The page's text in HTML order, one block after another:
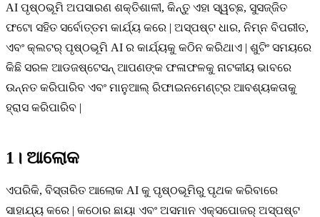
AI ପୃଷ୍ଠଭୂମି ଅପସାରଣ ଶକ୍ତିଶାଳୀ, କିନ୍ତୁ ଏହା ସ୍ୱଚ୍ଛ, ସୁସଜ୍ଜିତ
ଫଟୋ ସହିତ ସର୍ବୋତ୍ତମ କାର୍ଯ୍ୟ କରେ | ଅସ୍ପଷ୍ଟ ଧାର, ନିମ୍ନ ବିପରୀତ,
ଏବଂ କ୍ଲଟର୍ ପୃଷ୍ଠଭୂମି AI ର କାର୍ଯ୍ୟକୁ କଠିନ କରିଥାଏ | ଶୁଟିଂ ସମୟରେ
କିଛି ସରଳ ଆଡଜଷ୍ଟେସନ୍ ଆପଣଙ୍କ ଫଳାଫଳକୁ ନାଟକୀୟ ଭାବରେ
ଉନ୍ନତ କରିପାରିବ ଏବଂ ମାନୁଆଲ୍ ରିଫାଇନମେଣ୍ଟ୍ର ଆବଶ୍ୟକତାକୁ
ହ୍ରାସ କରିପାରିବ |
1। ଆଲୋକ
ଏପରିକି, ବିସ୍ତାରିତ ଆଲୋକ AI କୁ ପୃଷ୍ଠଭୂମିରୁ ପୃଥକ କରିବାରେ
ସାହାଯ୍ୟ କରେ | କଠୋର ଛାୟା ଏବଂ ଅସମାନ ଏକ୍ସପୋଜର୍ ଅସ୍ପଷ୍ଟ